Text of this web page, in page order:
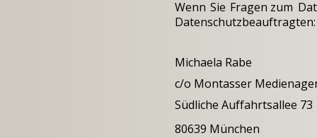
Wenn Sie Fragen zum
Datenschutzbeauftragten:
Michaela Rabe
c/o Montasser
Südliche Auffahrtsallee 73
80639 München